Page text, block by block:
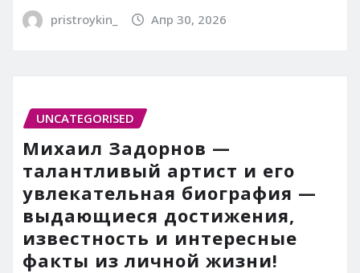
pristroykin_ Апр 30, 2026
UNCATEGORISED
Михаил Задорнов —
талантливый артист и его
увлекательная биография —
выдающиеся достижения,
известность и интересные
факты из личной жизни!